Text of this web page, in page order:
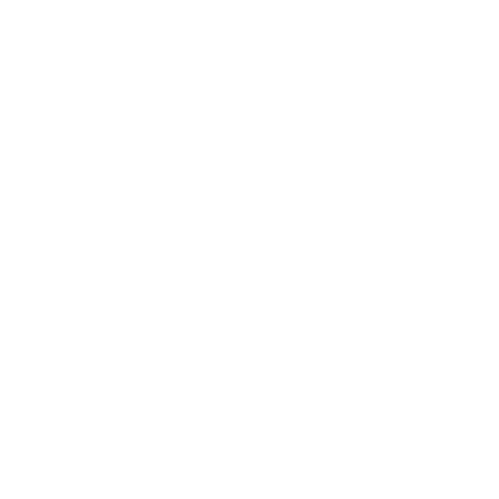
き作成されるも
をご了承くださ
にご登録され
社の共同利用者
とをご了承くだ
はありません。
品に未対応品が
) : 1000ppm、
、
ない年数を意
要な手段を講じ
これらの製造装